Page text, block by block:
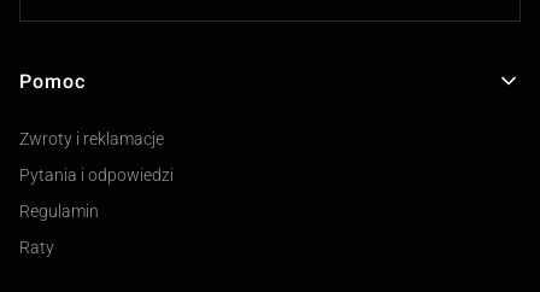
Linki w stopce
Pomoc
Zwroty i reklamacje
Pytania i odpowiedzi
Regulamin
Raty